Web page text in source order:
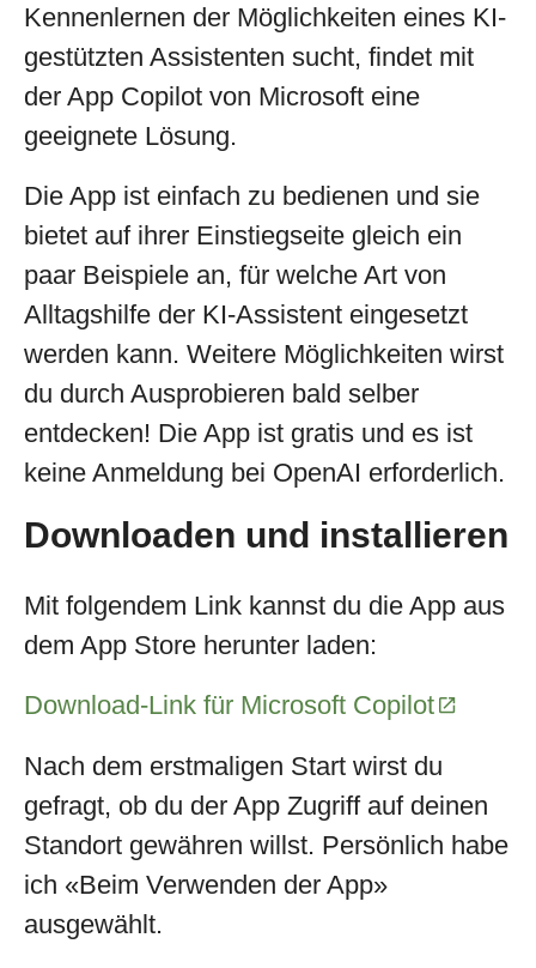
Kennenlernen der Möglichkeiten eines KI-
gestützten Assistenten sucht, findet mit
der App Copilot von Microsoft eine
geeignete Lösung.
Die App ist einfach zu bedienen und sie
bietet auf ihrer Einstiegseite gleich ein
paar Beispiele an, für welche Art von
Alltagshilfe der KI-Assistent eingesetzt
werden kann. Weitere Möglichkeiten wirst
du durch Ausprobieren bald selber
entdecken! Die App ist gratis und es ist
keine Anmeldung bei OpenAI erforderlich.
Downloaden und installieren
Mit folgendem Link kannst du die App aus
dem App Store herunter laden:
Download-Link für Microsoft Copilot
Nach dem erstmaligen Start wirst du
gefragt, ob du der App Zugriff auf deinen
Standort gewähren willst. Persönlich habe
ich «Beim Verwenden der App»
ausgewählt.